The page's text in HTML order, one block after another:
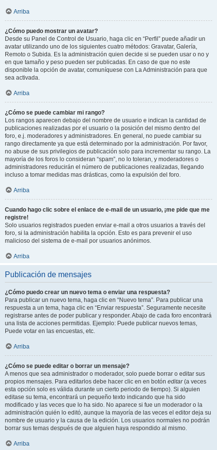
Arriba
¿Cómo puedo mostrar un avatar?
Desde su Panel de Control de Usuario, haga clic en “Perfil” puede añadir un
avatar utilizando uno de los siguientes cuatro métodos: Gravatar, Galería,
Remoto o Subida. Es la administración quien decide si se pueden usar o no y
en que tamaño y peso pueden ser publicadas. En caso de que no este
disponible la opción de avatar, comuníquese con La Administración para que
sea activada.
Arriba
¿Cómo se puede cambiar mi rango?
Los rangos aparecen debajo del nombre de usuario e indican la cantidad de
publicaciones realizadas por el usuario o la posición del mismo dentro del
foro, e.j. moderadores y administradores. En general, no puede cambiar su
rango directamente ya que está determinado por la administración. Por favor,
no abuse de sus privilegios de publicación solo para incrementar su rango. La
mayoría de los foros lo consideran “spam”, no lo toleran, y moderadores o
administradores reducirán el número de publicaciones realizadas, llegando
incluso a tomar medidas mas drásticas, como la expulsión del foro.
Arriba
Cuando hago clic sobre el enlace de e-mail de un usuario, ¡me pide que me
registre!
Solo usuarios registrados pueden enviar e-mail a otros usuarios a través del
foro, si la administración habilita la opción. Esto es para prevenir el uso
malicioso del sistema de e-mail por usuarios anónimos.
Arriba
Publicación de mensajes
¿Cómo puedo crear un nuevo tema o enviar una respuesta?
Para publicar un nuevo tema, haga clic en “Nuevo tema”. Para publicar una
respuesta a un tema, haga clic en “Enviar respuesta”. Seguramente necesite
registrarse antes de poder publicar y responder. Abajo de cada foro encontrará
una lista de acciones permitidas. Ejemplo: Puede publicar nuevos temas,
Puede votar en las encuestas, etc.
Arriba
¿Cómo se puede editar o borrar un mensaje?
A menos que sea administrador o moderador, solo puede borrar o editar sus
propios mensajes. Para editarlos debe hacer clic en en botón editar(a veces
esta opción solo es válida durante un cierto periodo de tiempo). Si alguien
editase su tema, encontrará un pequeño texto indicando que ha sido
modificado y las veces que lo ha sido. No aparece si fue un moderador o la
administración quién lo editó, aunque la mayoría de las veces el editor deja su
nombre de usuario y la causa de la edición. Los usuarios normales no podrán
borrar sus temas después de que alguien haya respondido al mismo.
Arriba